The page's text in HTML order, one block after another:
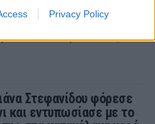
Privacy Policy
το Game of Thrones μέχρι
πάνω από έξι δεκαετίες
Στεφανίδου φόρεσε
και εντυπωσίασε με το